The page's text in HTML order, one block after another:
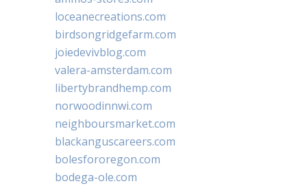
loceanecreations.com
birdsongridgefarm.com
joiedevivblog.com
valera-amsterdam.com
libertybrandhemp.com
norwoodinnwi.com
neighboursmarket.com
blackanguscareers.com
bolesfororegon.com
bodega-ole.com